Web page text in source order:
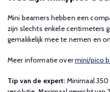
Mini beamers hebben een
zijn slechts enkele centimeters
gemakkelijk mee te nemen en
Meer informatie overmini/pico
Tip van de expert: Minimaal 350